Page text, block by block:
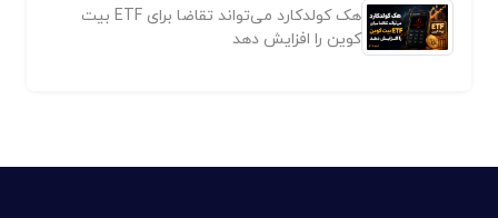
هک کولدکارد می‌تواند تقاضا برای ETF بیت
کوین را افزایش دهد